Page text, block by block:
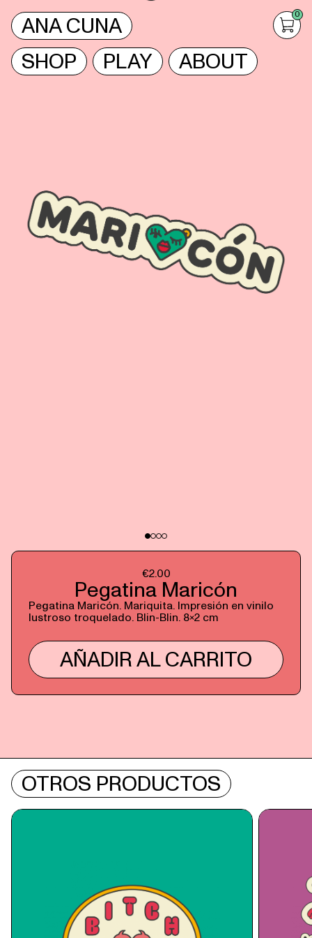
ANA CUNA
SHOP
PLAY ABOUT
0
Pegatina Maricón
Pegatina Maricón. Mariquita. Impresión en vinilo
lustroso troquelado. Blin-Blin. 8x2 cm
€2.00
AÑADIR AL CARRITO
OTROS PRODUCTOS